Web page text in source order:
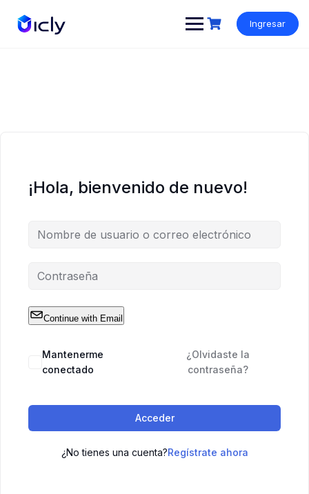
Ingresar
¡Hola, bienvenido de nuevo!
Continue with Email
Mantenerme
conectado
¿Olvidaste la
contraseña?
Acceder
¿No tienes una cuenta?Regístrate ahora